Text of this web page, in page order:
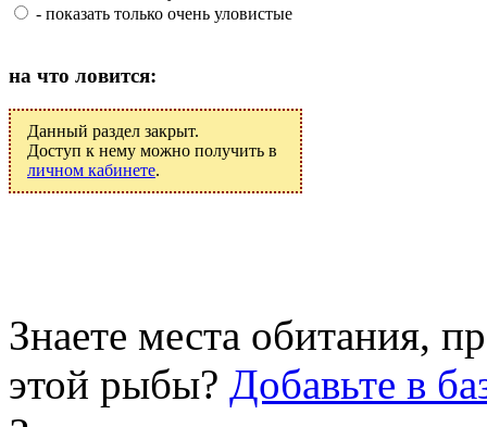
- показать только очень уловистые
на что ловится:
Данный раздел закрыт.
Доступ к нему можно получить в
личном кабинете.
Знаете места обитания,
этой рыбы? Добавьте в